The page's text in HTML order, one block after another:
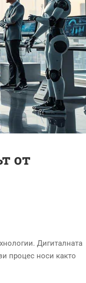
от
Дигиталната
процес носи както